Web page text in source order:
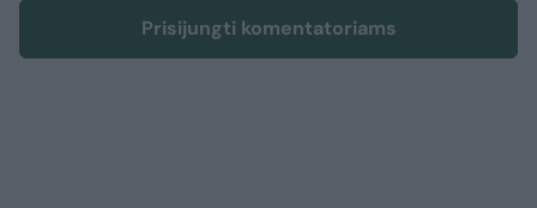
Prisijungti komentatoriams